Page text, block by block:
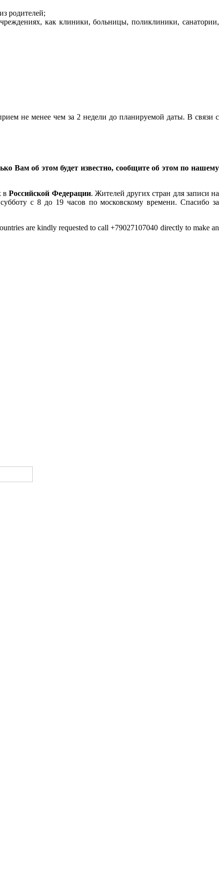
родителей;
как клиники, больницы, поликлиники, санатории,
не менее чем за 2 недели до планируемой даты. В связи с
Вам об этом будет известно, сообщите об этом по нашему
вРоссийской Федерации. Жителей других стран для записи на
с 8 до 19 часов по московскому времени. Спасибо за
are kindly requested to call +79027107040 directly to make an